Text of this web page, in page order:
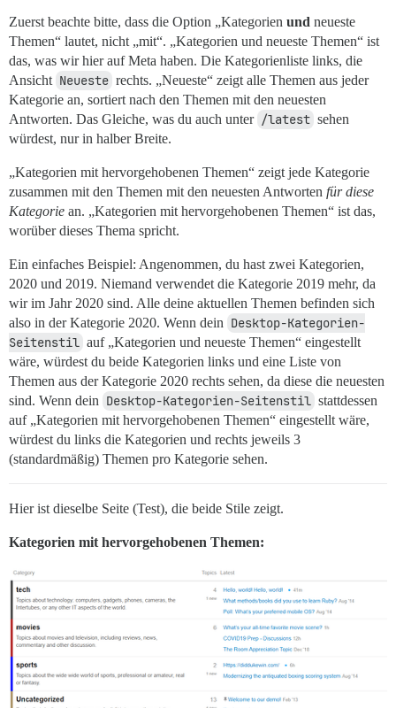
Zuerst beachte bitte, dass die Option „Kategorien und neueste
Themen“ lautet, nicht „mit“. „Kategorien und neueste Themen“ ist
das, was wir hier auf Meta haben. Die Kategorienliste links, die
Ansicht Neueste rechts. „Neueste“ zeigt alle Themen aus jeder
Kategorie an, sortiert nach den Themen mit den neuesten
Antworten. Das Gleiche, was du auch unter /latest sehen
würdest, nur in halber Breite.
„Kategorien mit hervorgehobenen Themen“ zeigt jede Kategorie
zusammen mit den Themen mit den neuesten Antworten für diese
Kategorie an. „Kategorien mit hervorgehobenen Themen“ ist das,
worüber dieses Thema spricht.
Ein einfaches Beispiel: Angenommen, du hast zwei Kategorien,
2020 und 2019. Niemand verwendet die Kategorie 2019 mehr, da
wir im Jahr 2020 sind. Alle deine aktuellen Themen befinden sich
also in der Kategorie 2020. Wenn dein Desktop-Kategorien-
Seitenstil auf „Kategorien und neueste Themen“ eingestellt
wäre, würdest du beide Kategorien links und eine Liste von
Themen aus der Kategorie 2020 rechts sehen, da diese die neuesten
sind. Wenn dein Desktop-Kategorien-Seitenstil stattdessen
auf „Kategorien mit hervorgehobenen Themen“ eingestellt wäre,
würdest du links die Kategorien und rechts jeweils 3
(standardmäßig) Themen pro Kategorie sehen.
Hier ist dieselbe Seite (Test), die beide Stile zeigt.
Kategorien mit hervorgehobenen Themen: